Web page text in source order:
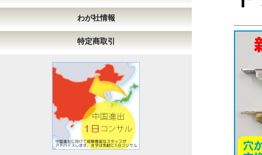
わが社情報
特定商取引